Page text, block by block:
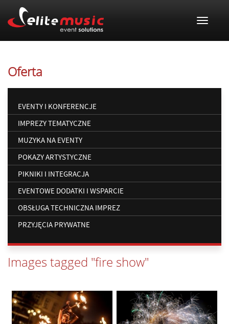
Toggle
Oferta
EVENTY I KONFERENCJE
IMPREZY TEMATYCZNE
MUZYKA NA EVENTY
POKAZY ARTYSTYCZNE
PIKNIKI I INTEGRACJA
EVENTOWE DODATKI I WSPARCIE
OBSŁUGA TECHNICZNA IMPREZ
PRZYJĘCIA PRYWATNE
Images tagged "fire show"